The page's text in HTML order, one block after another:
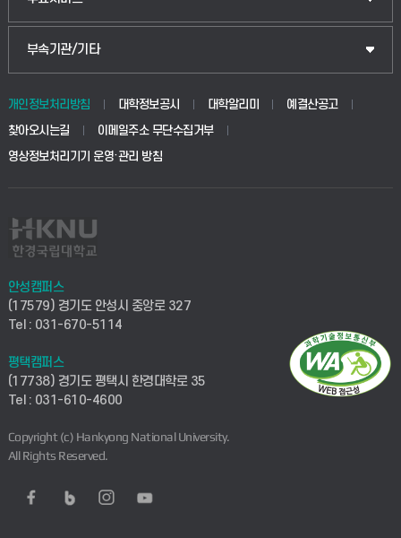
부속기관/기타
개인정보처리방침 대학정보공시 대학알리미
예결산공고
찾아오시는길
이메일주소 무단수집거부
영상정보처리기기 운영·관리 방침
안성캠퍼스
(17579) 경기도 안성시 중앙로 327
Tel : 031-670-5114
평택캠퍼스
(17738) 경기도 평택시 한경대학로 35
Tel : 031-610-4600
Copyright (c) Hankyong National University.
All Rights Reserved.